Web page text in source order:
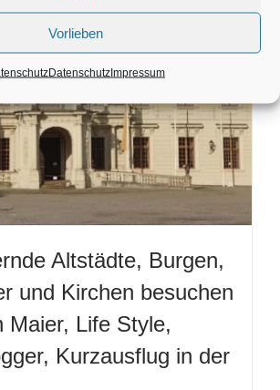
Vorlieben
DatenschutzImpressum
Altstädte, Burgen,
und Kirchen besuchen
Maier, Life Style,
Kurzausflug in der